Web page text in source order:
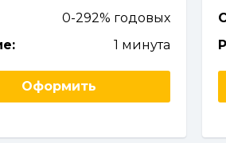
0-292% годовых
1 минута
Оформить